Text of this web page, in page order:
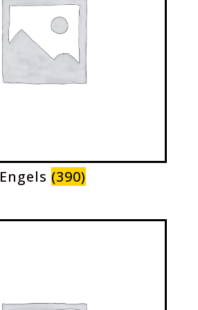
Engels (390)